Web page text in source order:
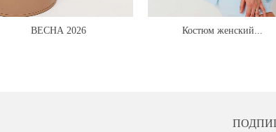
ВЕСНА 2026 Костюм женский...